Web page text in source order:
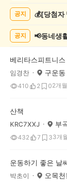
록
공지
공지 📢동네생
베리타스피트니
임경찬 구운동
410 2 02개
산책
KRC7XXJ 부
432 7 33개
운동하기 좋은 날
박초이 오목천